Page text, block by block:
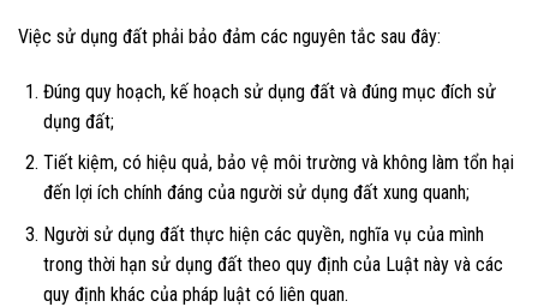
Việc sử dụng đất phải bảo đảm các nguyên tắc sau đây:
Đúng quy hoạch, kế hoạch sử dụng đất và đúng mục đích sử
dụng đất;
Tiết kiệm, có hiệu quả, bảo vệ môi trường và không làm tổn hại
đến lợi ích chính đáng của người sử dụng đất xung quanh;
Người sử dụng đất thực hiện các quyền, nghĩa vụ của mình
trong thời hạn sử dụng đất theo quy định của Luật này và các
quy định khác của pháp luật có liên quan.